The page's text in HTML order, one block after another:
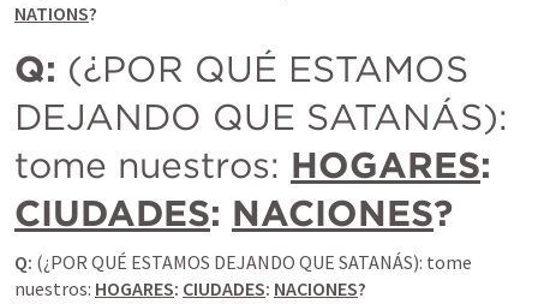
NATIONS?
Q: (¿POR QUÉ ESTAMOS
DEJANDO QUE SATANÁS):
tome nuestros: HOGARES
CIUDADES: NACIONES?
Q: (¿POR QUÉ ESTAMOS DEJANDO QUE SATANÁS): tome
nuestros: HOGARES: CIUDADES: NACIONES?